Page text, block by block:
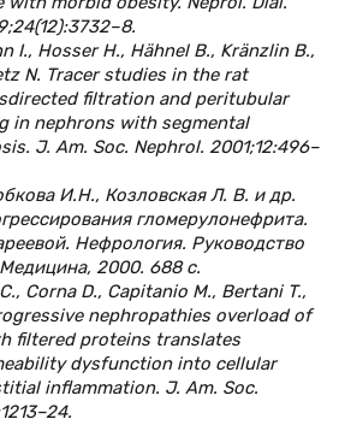
I., Hosser H., Hähnel B., Kränzlin B.,
N. Tracer studies in the rat
filtration and peritubular
in nephrons with segmental
J. Am. Soc. Nephrol. 2001;12:496–
И.Н., Козловская Л. В. и др.
гломерулонефрита.
Нефрология. Руководство
2000. 688 с.
Corna D., Capitanio M., Bertani T.,
nephropathies overload of
filtered proteins translates
dysfunction into cellular
inflammation. J. Am. Soc.